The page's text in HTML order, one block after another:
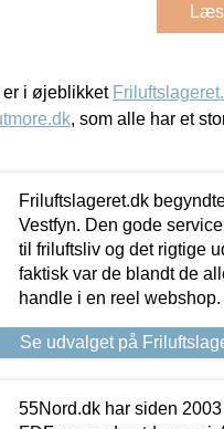
i øjeblikket
, som alle har et
Friluftslageret.dk
Vestfyn. Den gode
til friluftsliv og det rigtige
faktisk var de blandt de
handle i en reel
Se udvalget på
55Nord.dk har siden